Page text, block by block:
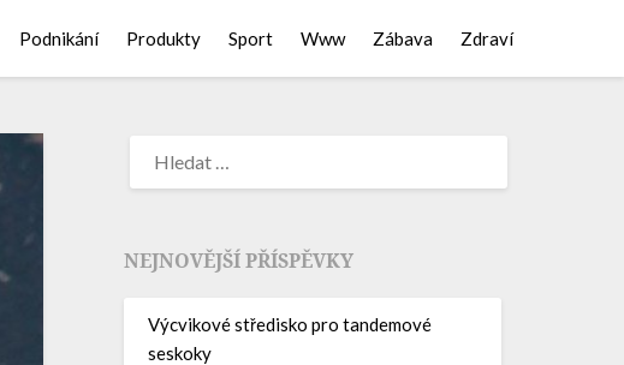
Podnikání Produkty Sport Www Zábava Zdraví
NEJNOVĚJŠÍ PŘÍSPĚVKY
Výcvikové středisko pro tandemové
seskoky